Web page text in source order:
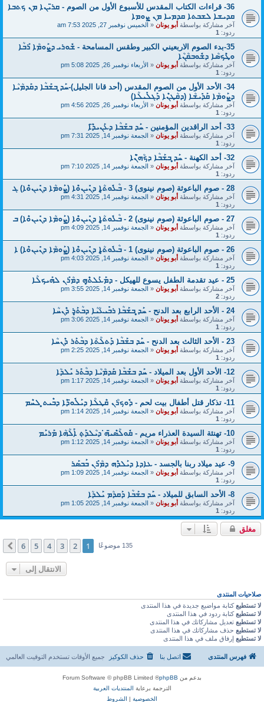
36- قراءات الكتاب المقدس للأسبوع الأول من الصوم - ܩܪ̈ܝܢܐ ܡܢ ܟܬܒܐ
ܩܕܝܫܐ ܠܫܒܬܐ ܩܕܡܝܐ ܡܢ ܨܘܡܐ
آخر مشاركة بواسطةأبو يونان«الخميس نوفمبر 27, 2025 7:53 am
ردود: 1
35-بدء الصوم الاربعيني الكبير وطقس المسامحة - ܫܽܘܪܝ ܕܨܰܘܡܳܐ ܪܰܒܳܐ
ܘܛܶܟܣܳܐ ܕܫܽܘܒܩܳܢܳܐ
آخر مشاركة بواسطةأبو يونان«الأربعاء نوفمبر 26, 2025 5:08 pm
ردود: 1
34- الأحد الأول من الصوم المقدس (أحد قانا الجليل)-ܚܰܕ̥ ܒܫܰܒܳܐ ܕܩܰܕܡܳܝܳܐ
ܕܨܰܘܡܳܐ ܩܰܕܺܝܫܳܐ (ܕܩܳܛܢܶܐ ܕܰܓܠܺܝܠܳܐ)
آخر مشاركة بواسطةأبو يونان«الأربعاء نوفمبر 26, 2025 4:56 pm
ردود: 1
33- أحد الراقدين المؤمنين - ܚܰܕ ܒܫܰܒܳܐ ܕܥܰܢܝܕ̈ܶܐ
آخر مشاركة بواسطةأبو يونان«الجمعة نوفمبر 14, 2025 7:31 pm
ردود: 1
32- أحد الكهنة - ܚܰܕ̥ ܒܫܰܒܳܐ ܕܟܳܗ̈ܢܶܐ
آخر مشاركة بواسطةأبو يونان«الجمعة نوفمبر 14, 2025 7:10 pm
ردود: 1
28 - صوم الباعوثة (صوم نينوى) 3 - ܒܳܥܽܘܬ̥ܳܐ ܕܢܺܝܢܘܶܐ (ܨܰܘܡܳܐ ܕܢܺܝܢܘܶܐ) ܓ
آخر مشاركة بواسطةأبو يونان«الجمعة نوفمبر 14, 2025 4:31 pm
ردود: 1
27 - صوم الباعوثة (صوم نينوى) 2 - ܒܳܥܽܘܬ̥ܳܐ ܕܢܺܝܢܘܶܐ (ܨܰܘܡܳܐ ܕܢܺܝܢܘܶܐ) ܒ
آخر مشاركة بواسطةأبو يونان«الجمعة نوفمبر 14, 2025 4:09 pm
ردود: 1
26 - صوم الباعوثة (صوم نينوى) 1 - ܒܳܥܽܘܬ̥ܳܐ ܕܢܺܝܢܘܶܐ (ܨܰܘܡܳܐ ܕܢܺܝܢܘܶܐ) ܐ
آخر مشاركة بواسطةأبو يونان«الجمعة نوفمبر 14, 2025 4:03 pm
ردود: 1
25 - عيد تقدمة الطفل يسوع للهيكل - ܕܡܰܥܰܠܬ̥ܶܗ ܕܡܳܪܰܢ ܠܗܰܝܟܠܳܐ
آخر مشاركة بواسطةأبو يونان«الجمعة نوفمبر 14, 2025 3:55 pm
ردود: 2
24 - الأحد الرابع بعد الدنح - ܚܰܕ̥ ܒܫܰܒܳܐ ܪܒܺܝܥܳܝܳܐ ܕܒܳܬ̥ܰܪ ܕܶܢܚܳܐ
آخر مشاركة بواسطةأبو يونان«الجمعة نوفمبر 14, 2025 3:06 pm
ردود: 1
23 - الأحد الثالث بعد الدنح - ܚܰܕ ܒܫܰܒܳܐ ܕܰܬܠܳܬܳܐ ܕܒܳܬܰܪ ܕܶܢܚܳܐ
آخر مشاركة بواسطةأبو يونان«الجمعة نوفمبر 14, 2025 2:25 pm
ردود: 1
12- الأحد الأول بعد الميلاد - ܚܰܕ ܒܫܰܒܳܐ ܩܰܕܡܳܝܳܐ ܕܒܳܬܰܪ ܝܰܠܕܳܐ
آخر مشاركة بواسطةأبو يونان«الجمعة نوفمبر 14, 2025 1:17 pm
ردود: 1
11- تذكار قتل أطفال بيت لحم - ܕܽܘܟܪܳܢ ܩܶܛܠܳܐ ܕܝܰܠܽܘ̈ܕܶܐ ܕܒܶܝܬ̥ ܠܚܶܡ
آخر مشاركة بواسطةأبو يونان«الجمعة نوفمبر 14, 2025 1:14 pm
ردود: 1
10- تهنئة السيدة العذراء مريم - ܩܽܘܠܳܣܶܝ̈ܗ̇ ܕܝܳܠܕܰܬܼ ܐܰܠܳܗܳܐ ܡܰܪܝܰܡ
آخر مشاركة بواسطةأبو يونان«الجمعة نوفمبر 14, 2025 1:12 pm
ردود: 1
9- عيد ميلاد ربنا بالجسد - ܥܐܕܐ ܕܝܰܠܕܶܗ ܕܡܳܪܰܢ ܒܰܒܣܰܪ
آخر مشاركة بواسطةأبو يونان«الجمعة نوفمبر 14, 2025 1:09 pm
ردود: 1
8- الأحد السابق للميلاد - ܚܰܕ ܒܫܰܒܳܐ ܕܰܩܕܳܡ ܝܰܠܕܳܐ
آخر مشاركة بواسطةأبو يونان«الجمعة نوفمبر 14, 2025 1:05 pm
ردود: 1
مغلق
135 موضوعًا 1
2
3
4
5
6 التالي
الانتقال إلى
صلاحيات المنتدى
لا تستطيعكتابة مواضيع جديدة في هذا المنتدى
لا تستطيعكتابة ردود في هذا المنتدى
لا تستطيعتعديل مشاركاتك في هذا المنتدى
لا تستطيعحذف مشاركاتك في هذا المنتدى
لا تستطيعإرفاق ملف في هذا المنتدى
فهرس المنتدى جميع الأوقات تستخدم التوقيت العالمي حذف الكوكيز اتصل بنا
بدعم من phpBB
® Forum Software © phpBB Limited
الترجمة برعايةالمنتديات العربية
الخصوصية| الشروط